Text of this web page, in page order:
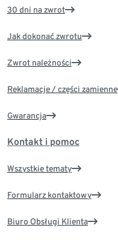
30 dni na zwrot
Jak dokonać zwrotu
Zwrot należności
Reklamacje / części zamienne
Gwarancja
Kontakt i pomoc
Wszystkie tematy
Formularz kontaktowy
Biuro Obsługi Klienta